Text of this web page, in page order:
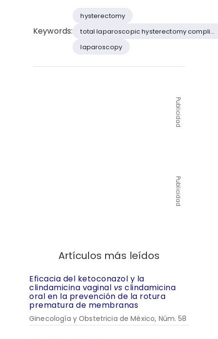
Keywords:
hysterectomy
total laparoscopic hysterectomy complica
laparoscopy
Publicidad
Publicidad
Artículos más leídos
Eficacia del ketoconazol y la
clindamicina vaginal vs clindamicina
oral en la prevención de la rotura
prematura de membranas
Ginecología y Obstetricia de México, Núm. 58